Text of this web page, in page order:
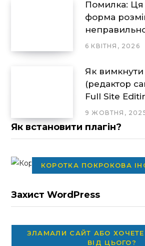
Помилка: Ця
форма
6 КВІТНЯ, 2026
Як
(редактор
Full Site
9 ЖОВТНЯ,
Як встановити плагін?
КОРОТКА ПОКРОКОВА
Захист WordPress
ЗЛАМАЛИ САЙТ АБО ХОЧЕТЕ
ВІД ЦЬОГО?